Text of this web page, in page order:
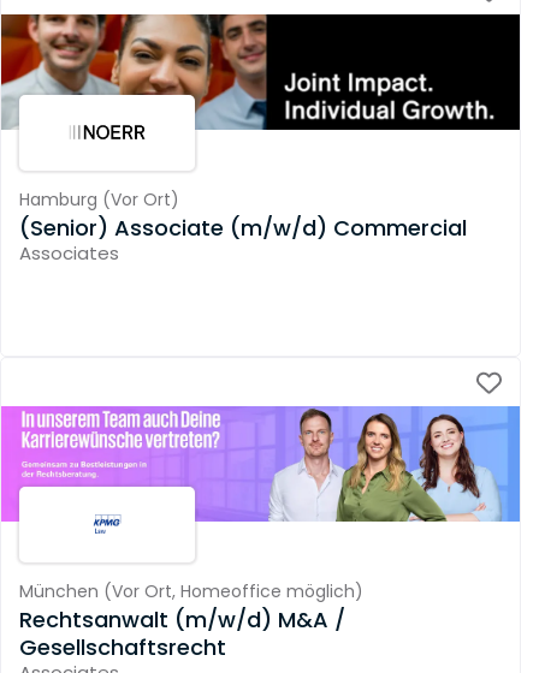
Hamburg (Vor Ort)
(Senior) Associate (m/w/d) Commercial
Associates
München (Vor Ort, Homeoffice möglich)
Rechtsanwalt (m/w/d) M&A /
Gesellschaftsrecht